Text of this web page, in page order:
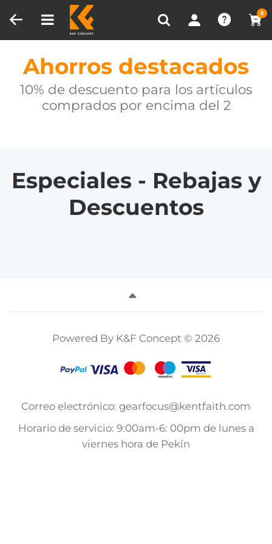
0
Comparación de Producto (0)
Ahorros destacados
10% de descuento para los artículos
comprados por encima del 2
Especiales - Rebajas y
Descuentos
Powered By K&F Concept © 2026
Correo electrónico: gearfocus@kentfaith.com
Horario de servicio: 9:00am-6: 00pm de lunes a
viernes hora de Pekín